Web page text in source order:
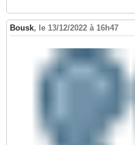
Bousk, le 13/12/2022 à 16h47